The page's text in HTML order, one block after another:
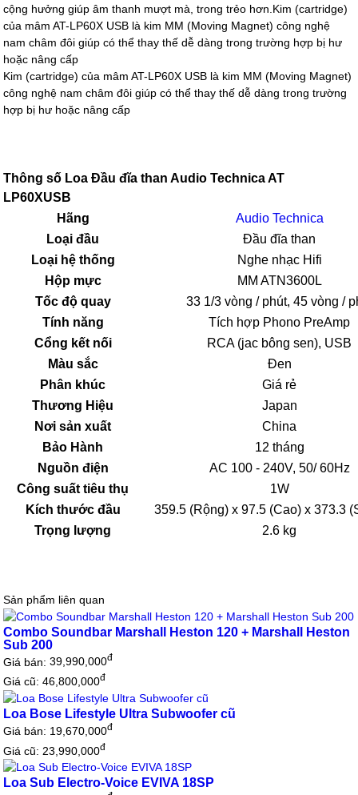
cộng hưởng giúp âm thanh mượt mà, trong trẻo hơn.Kim (cartridge)
của mâm AT-LP60X USB là kim MM (Moving Magnet) công nghệ
nam châm đôi giúp có thể thay thế dễ dàng trong trường hợp bị hư
hoặc nâng cấp
Kim (cartridge) của mâm AT-LP60X USB là kim MM (Moving Magnet)
công nghệ nam châm đôi giúp có thể thay thế dễ dàng trong trường
hợp bị hư hoặc nâng cấp
Thông số Loa Đầu đĩa than Audio Technica AT
LP60XUSB
Hãng
Audio Technica
Loại đầu
Đầu đĩa than
Loại hệ thống
Nghe nhạc Hifi
Hộp mực
MM ATN3600L
Tốc độ quay
33 1/3 vòng / phút, 45 vòng /
Tính năng
Tích hợp Phono PreAmp
Cổng kết nối
RCA (jac bông sen), USB
Màu sắc
Đen
Phân khúc
Giá rẻ
Thương Hiệu
Japan
Nơi sản xuất
China
Bảo Hành
12 tháng
Nguồn điện
AC 100 - 240V, 50/ 60Hz
Công suất tiêu thụ
1W
Kích thước đầu
359.5 (Rộng) x 97.5 (Cao) x 373.3
Trọng lượng
2.6 kg
Sản phẩm liên quan
Combo Soundbar Marshall Heston 120 + Marshall Heston
Sub 200
Giá bán:39,990,000đ
Giá cũ: 46,800,000đ
Loa Bose Lifestyle Ultra Subwoofer cũ
Giá bán: 19,670,000đ
Giá cũ: 23,990,000đ
Loa Sub Electro-Voice EVIVA 18SP